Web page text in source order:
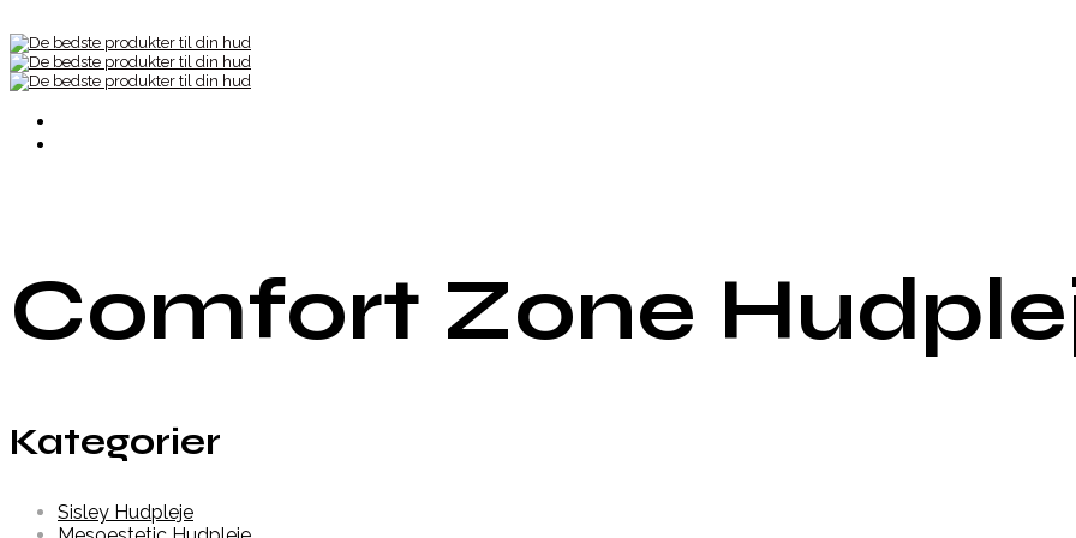
Comfort Zone
Kategorier
Sisley Hudpleje